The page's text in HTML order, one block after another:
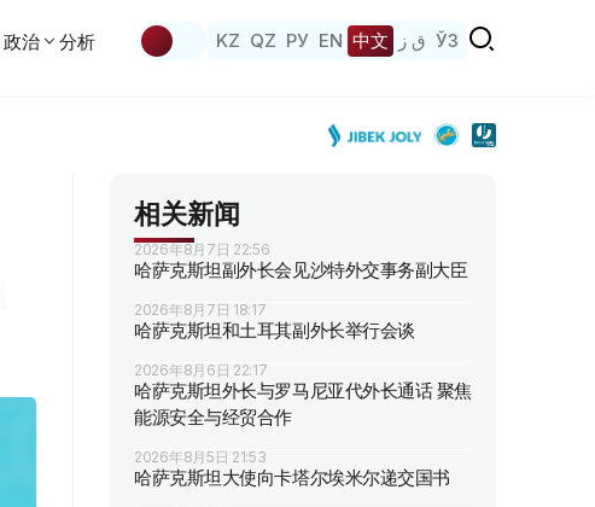
政治 分析 KZ QZ РУ EN 中文 ق ز ЎЗ
相关新闻
2026年8月7日 22:56
哈萨克斯坦副外长会见沙特外交事务副大臣
2026年8月7日 18:17
哈萨克斯坦和土耳其副外长举行会谈
2026年8月6日 22:17
哈萨克斯坦外长与罗马尼亚代外长通话 聚焦
能源安全与经贸合作
2026年8月5日 21:53
哈萨克斯坦大使向卡塔尔埃米尔递交国书